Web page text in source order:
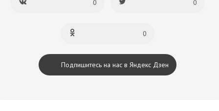
0 0
0
Подпишитесь на нас в Яндекс Дзен